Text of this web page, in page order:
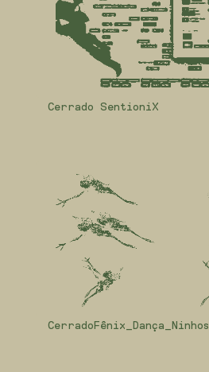
Cerrado SentioniX
CerradoFênix_Dança_Ninhos